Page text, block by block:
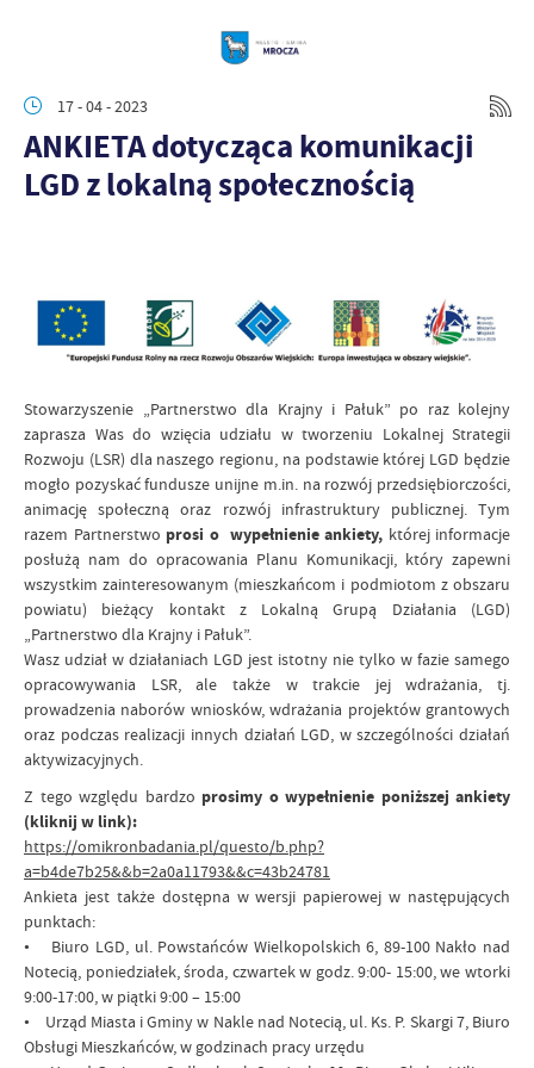
17 - 04 - 2023
ANKIETA dotycząca komunikacji
LGD z lokalną społecznością
Stowarzyszenie „Partnerstwo dla Krajny i Pałuk” po raz kolejny
zaprasza Was do wzięcia udziału w tworzeniu Lokalnej Strategii
Rozwoju (LSR) dla naszego regionu, na podstawie której LGD będzie
mogło pozyskać fundusze unijne m.in. na rozwój przedsiębiorczości,
animację społeczną oraz rozwój infrastruktury publicznej. Tym
razem Partnerstwo prosi o wypełnienie ankiety, której informacje
posłużą nam do opracowania Planu Komunikacji, który zapewni
wszystkim zainteresowanym (mieszkańcom i podmiotom z obszaru
powiatu) bieżący kontakt z Lokalną Grupą Działania (LGD)
„Partnerstwo dla Krajny i Pałuk”.
Wasz udział w działaniach LGD jest istotny nie tylko w fazie samego
opracowywania LSR, ale także w trakcie jej wdrażania, tj.
prowadzenia naborów wniosków, wdrażania projektów grantowych
oraz podczas realizacji innych działań LGD, w szczególności działań
aktywizacyjnych.
Z tego względu bardzo prosimy o wypełnienie poniższej ankiety
(kliknij w link):
https://omikronbadania.pl/questo/b.php?
a=b4de7b25&&b=2a0a11793&&c=43b24781
Ankieta jest także dostępna w wersji papierowej w następujących
punktach:
• Biuro LGD, ul. Powstańców Wielkopolskich 6, 89-100 Nakło nad
Notecią, poniedziałek, środa, czwartek w godz. 9:00- 15:00, we wtorki
9:00-17:00, w piątki 9:00 – 15:00
• Urząd Miasta i Gminy w Nakle nad Notecią, ul. Ks. P. Skargi 7, Biuro
Obsługi Mieszkańców, w godzinach pracy urzędu